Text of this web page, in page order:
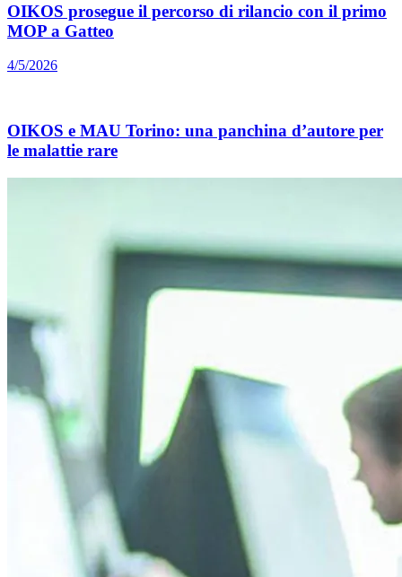
OIKOS prosegue il percorso di rilancio con il primo
MOP a Gatteo
4/5/2026
OIKOS e MAU Torino: una panchina d’autore per
le malattie rare